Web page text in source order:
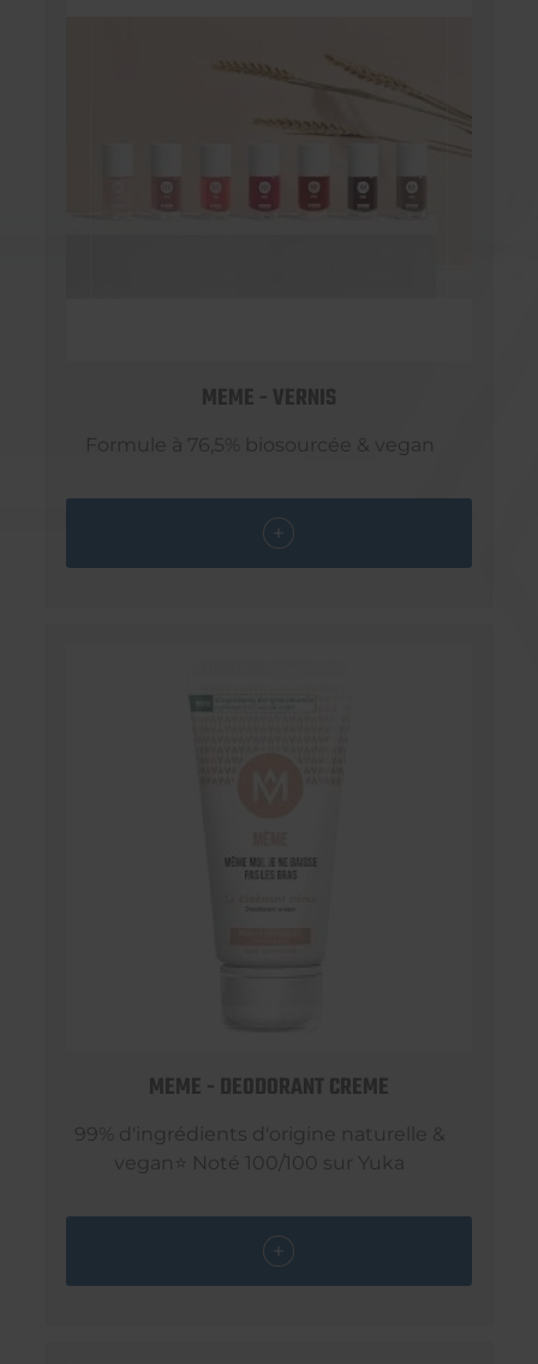
MEME - VERNIS
Formule à 76,5% biosourcée & vegan
MEME - DEODORANT CREME
99% d'ingrédients d'origine naturelle &
vegan⭐ Noté 100/100 sur Yuka